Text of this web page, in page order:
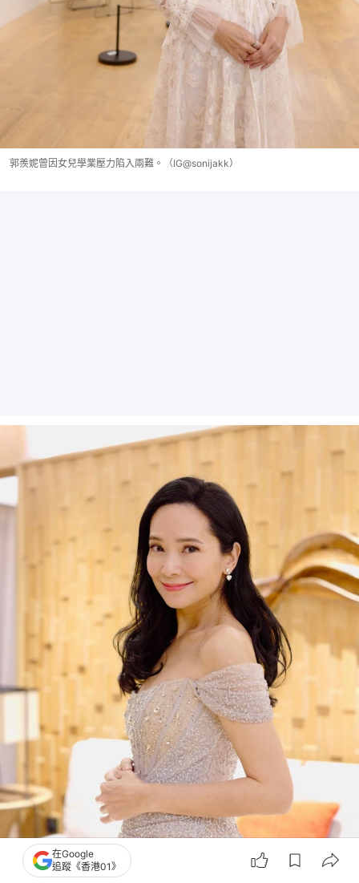
郭羨妮曾因女兒學業壓力陷入兩難。（IG@sonijakk）
在Google
追蹤《香港01》